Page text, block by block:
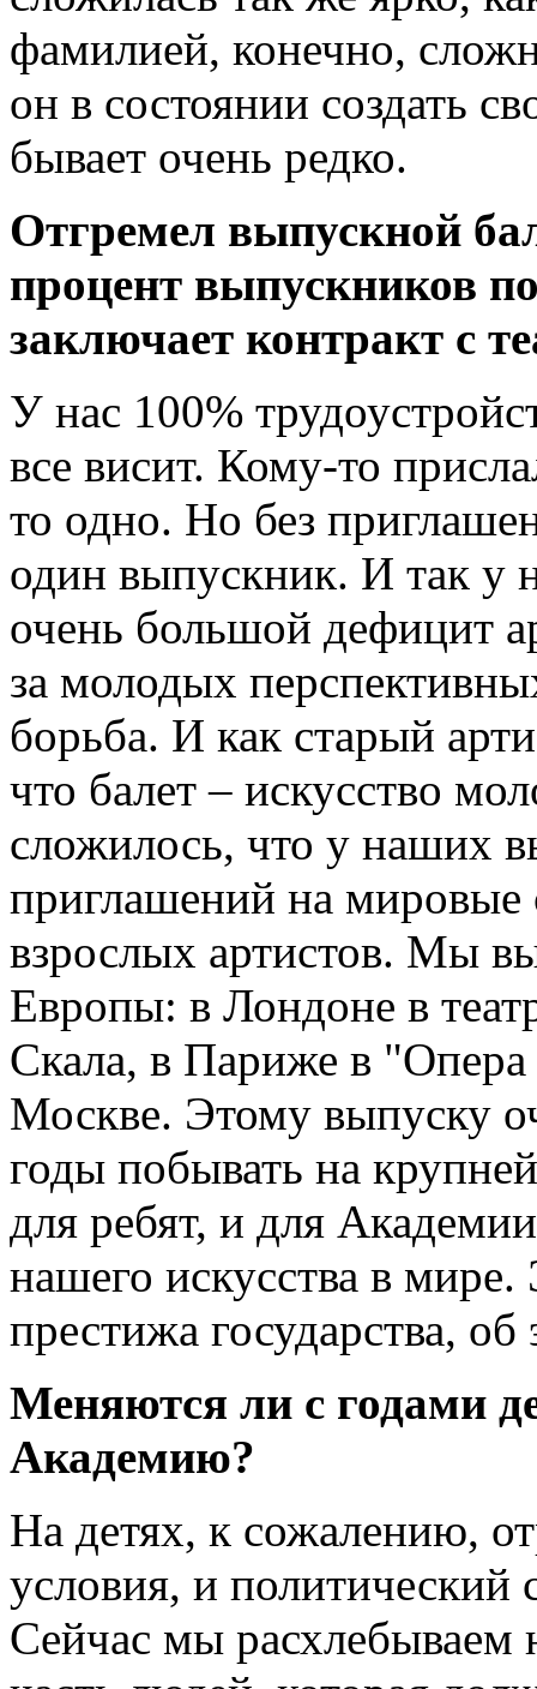
фамилией, конечно,
он в состоянии создать
бывает очень редко.
Отгремел выпускной
процент выпускников
заключает контракт с
У нас 100%
все висит. Кому-то
то одно. Но без
один выпускник. И так у
очень большой дефицит
за молодых
борьба. И как старый
что балет – искусство
сложилось, что у наших
приглашений на
взрослых артистов. Мы
Европы: в Лондоне в
Скала, в Париже в
Москве. Этому выпуску
годы побывать на
для ребят, и для
нашего искусства в
престижа государства, об
Меняются ли с годами
Академию?
На детях, к сожалению,
условия, и политический
Сейчас мы расхлебываем